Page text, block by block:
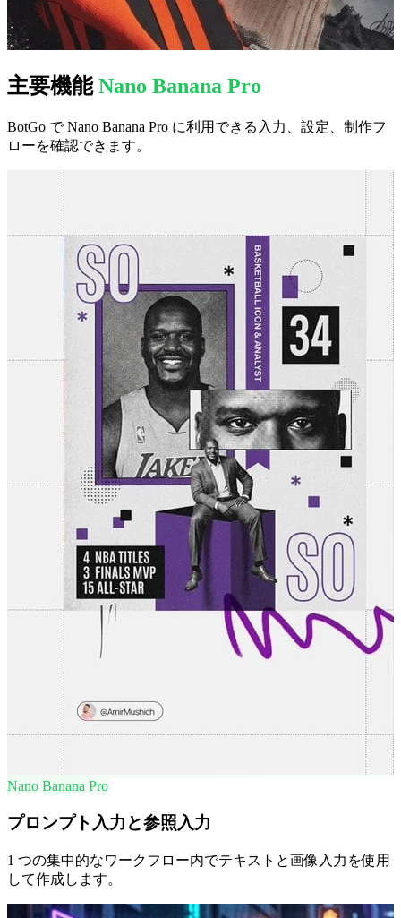
主要機能 Nano Banana Pro
BotGo で Nano Banana Pro に利用できる入力、設定、制作フ
ローを確認できます。
Nano Banana Pro
プロンプト入力と参照入力
1 つの集中的なワークフロー内でテキストと画像入力を使用
して作成します。